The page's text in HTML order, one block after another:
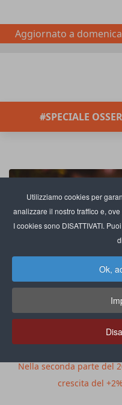
Utilizziamo cookies per
analizzare il nostro traffico e,
I cookies sono DISATTIVATI.
Ok,
Aggiornato a
#SPECIALE
Nella seconda parte del
crescita del